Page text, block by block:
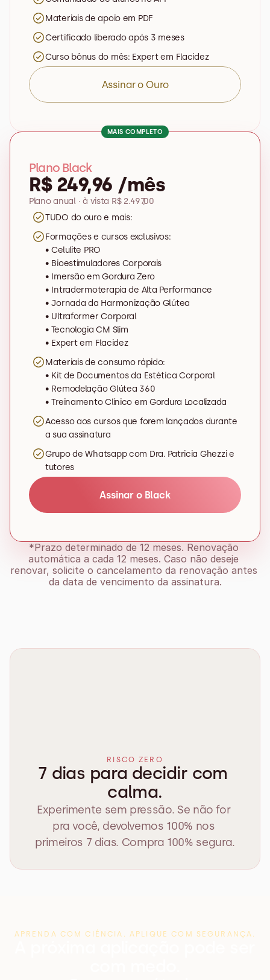
Materiais de apoio em PDF
Certificado liberado após 3 meses
Curso bônus do mês: Expert em Flacidez
Assinar o Ouro
MAIS COMPLETO
Plano Black
R$ 249,96 /mês
Plano anual · à vista R$ 2.497,00
TUDO do ouro e mais:
Formações e cursos exclusivos:
• Celulite PRO
• Bioestimuladores Corporais
• Imersão em Gordura Zero
• Intradermoterapia de Alta Performance
• Jornada da Harmonização Glútea
• Ultraformer Corporal
• Tecnologia CM Slim
• Expert em Flacidez
Materiais de consumo rápido:
• Kit de Documentos da Estética Corporal
• Remodelação Glútea 360
• Treinamento Clínico em Gordura Localizada
Acesso aos cursos que forem lançados durante
a sua assinatura
Grupo de Whatsapp com Dra. Patricia Ghezzi e
tutores
Assinar o Black
*Prazo determinado de 12 meses. Renovação
automática a cada 12 meses. Caso não deseje
renovar, solicite o cancelamento da renovação antes
da data de vencimento da assinatura.
RISCO ZERO
7 dias para decidir com
calma.
Experimente sem pressão. Se não for
pra você, devolvemos 100% nos
primeiros 7 dias. Compra 100% segura.
APRENDA COM CIÊNCIA. APLIQUE COM SEGURANÇA.